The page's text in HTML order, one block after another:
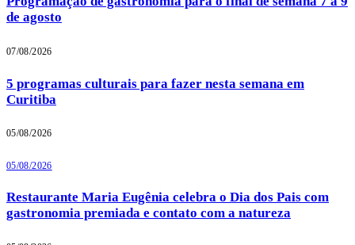
de agosto
07/08/2026
5 programas culturais para fazer nesta semana em
Curitiba
05/08/2026
05/08/2026
Restaurante Maria Eugênia celebra o Dia dos Pais com
gastronomia premiada e contato com a natureza